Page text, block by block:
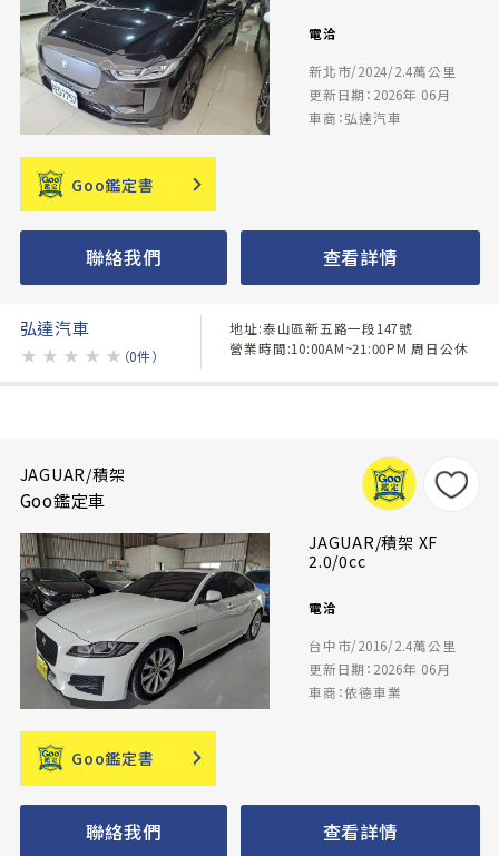
電洽
新北市/2024/2.4萬公里
更新日期：2026年 06月
車商：弘達汽車
Goo鑑定書
聯絡我們 查看詳情
弘達汽車
★ ★ ★ ★ ★ （0件）
地址:泰山區新五路一段147號
營業時間:10:00AM~21:00PM 周日公休
JAGUAR/積架
Goo鑑定車
JAGUAR/積架 XF
2.0/0cc
電洽
台中市/2016/2.4萬公里
更新日期：2026年 06月
車商：依德車業
Goo鑑定書
聯絡我們 查看詳情